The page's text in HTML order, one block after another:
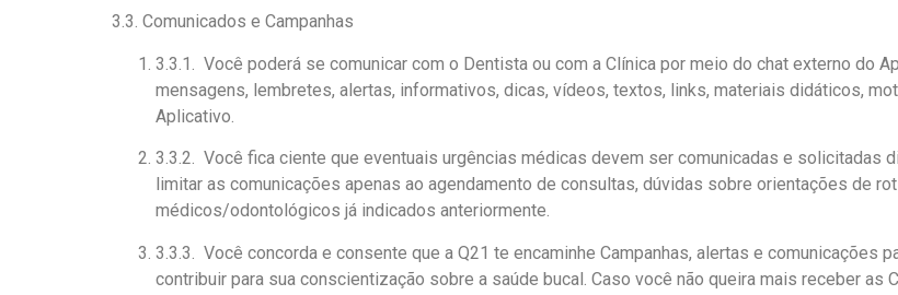
3.3. Comunicados e Campanhas
3.3.1. Você poderá se comunicar com o Dentista ou com a Clínica por meio do chat externo do
mensagens, lembretes, alertas, informativos, dicas, vídeos, textos, links, materiais didáticos,
Aplicativo.
3.3.2. Você fica ciente que eventuais urgências médicas devem ser comunicadas e solicitadas
limitar as comunicações apenas ao agendamento de consultas, dúvidas sobre orientações de
médicos/odontológicos já indicados anteriormente.
3.3.3. Você concorda e consente que a Q21 te encaminhe Campanhas, alertas e comunicações
contribuir para sua conscientização sobre a saúde bucal. Caso você não queira mais receber